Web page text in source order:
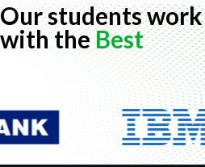
Our students work
with theBest